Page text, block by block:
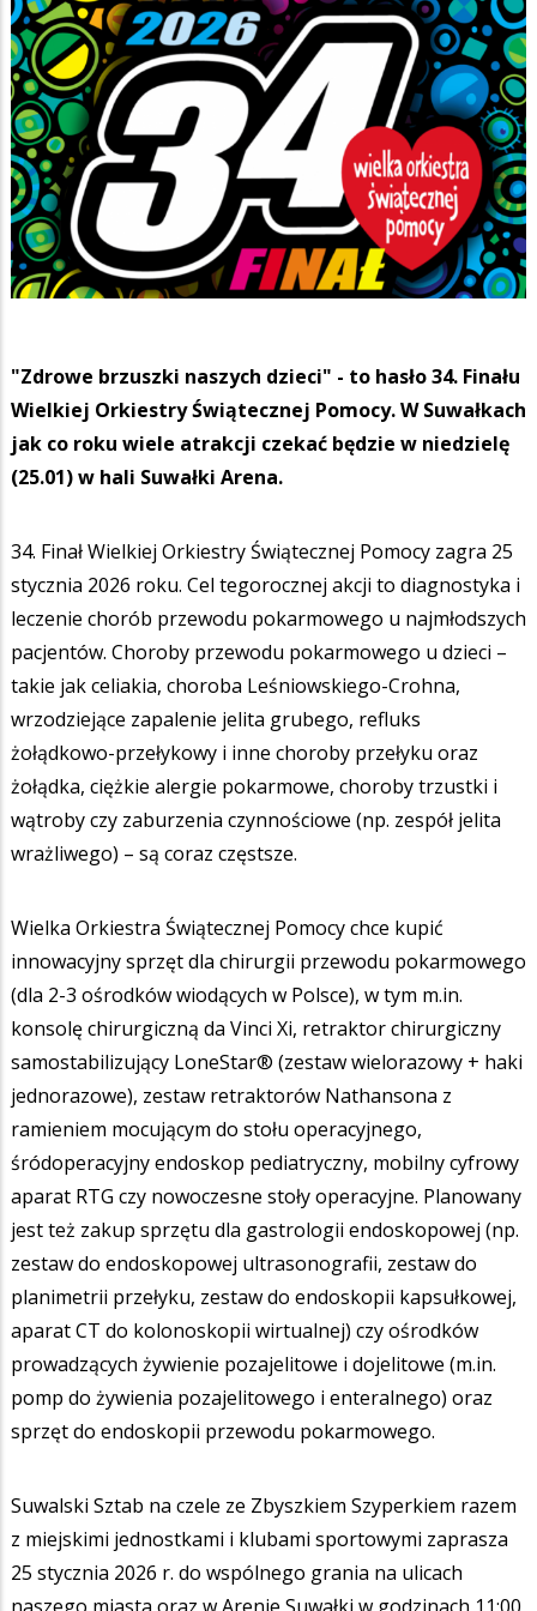
"Zdrowe brzuszki naszych dzieci" - to hasło 34. Finału
Wielkiej Orkiestry Świątecznej Pomocy. W Suwałkach
jak co roku wiele atrakcji czekać będzie w niedzielę
(25.01) w hali Suwałki Arena.
34. Finał Wielkiej Orkiestry Świątecznej Pomocy zagra 25
stycznia 2026 roku. Cel tegorocznej akcji to diagnostyka i
leczenie chorób przewodu pokarmowego u najmłodszych
pacjentów. Choroby przewodu pokarmowego u dzieci –
takie jak celiakia, choroba Leśniowskiego-Crohna,
wrzodziejące zapalenie jelita grubego, refluks
żołądkowo-przełykowy i inne choroby przełyku oraz
żołądka, ciężkie alergie pokarmowe, choroby trzustki i
wątroby czy zaburzenia czynnościowe (np. zespół jelita
wrażliwego) – są coraz częstsze.
Wielka Orkiestra Świątecznej Pomocy chce kupić
innowacyjny sprzęt dla chirurgii przewodu pokarmowego
(dla 2-3 ośrodków wiodących w Polsce), w tym m.in.
konsolę chirurgiczną da Vinci Xi, retraktor chirurgiczny
samostabilizujący LoneStar® (zestaw wielorazowy + haki
jednorazowe), zestaw retraktorów Nathansona z
ramieniem mocującym do stołu operacyjnego,
śródoperacyjny endoskop pediatryczny, mobilny cyfrowy
aparat RTG czy nowoczesne stoły operacyjne. Planowany
jest też zakup sprzętu dla gastrologii endoskopowej (np.
zestaw do endoskopowej ultrasonografii, zestaw do
planimetrii przełyku, zestaw do endoskopii kapsułkowej,
aparat CT do kolonoskopii wirtualnej) czy ośrodków
prowadzących żywienie pozajelitowe i dojelitowe (m.in.
pomp do żywienia pozajelitowego i enteralnego) oraz
sprzęt do endoskopii przewodu pokarmowego.
Suwalski Sztab na czele ze Zbyszkiem Szyperkiem razem
z miejskimi jednostkami i klubami sportowymi zaprasza
25 stycznia 2026 r. do wspólnego grania na ulicach